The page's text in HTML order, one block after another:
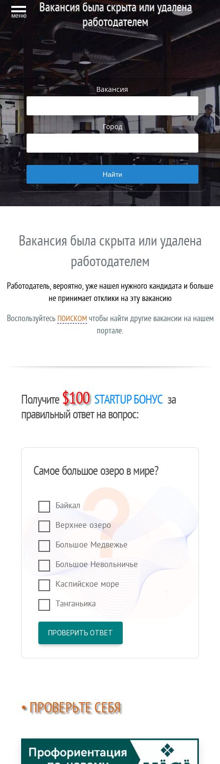
меню
Вакансия была скрыта или удалена
работодателем
Вакансия
Город
Вакансия была скрыта или удалена
работодателем
Работодатель, вероятно, уже нашел нужного кандидата и больше
не принимает отклики на эту вакансию
Воспользуйтесь ПОИСКОМчтобы найти другие вакансии на нашем
портале.
Получите $100 STARTUP БОНУС за
правильный ответ на вопрос:
Самое большое озеро в мире?
Байкал
Верхнее озеро
Большое Медвежье
Большое Невольничье
Каспийское море
Танганьика
ПРОВЕРИТЬ ОТВЕТ
• ПРОВЕРЬТЕ СЕБЯ